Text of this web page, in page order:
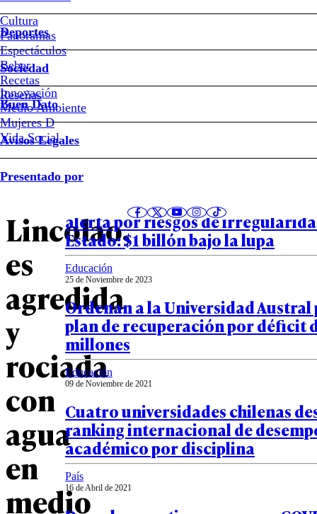
Cultura
Panoramas
Espectáculos
Beber
Recetas
Reseñas
Deportes
Sociedad
Innovación
Medio Ambiente
Mujeres D
Vida Social
Buen Dato
Avisos Legales
Presentado por
VIDEO
–
Ministra
de
Ciencias,
Ximena
Lincolao,
es
agredida
y
rociada
con
agua
en
medio
Notas relacionadas
08 de Abril de 2026
La nueva herramienta de
alerta por riesgos de
Estado: $1 billón bajo la lupa
Educación
25 de Noviembre de 2023
Ordenan a la Universidad
plan de recuperación por déficit
millones
Educación
09 de Noviembre de 2021
Cuatro universidades chilenas
ranking internacional de
académico por disciplina
País
16 de Abril de 2021